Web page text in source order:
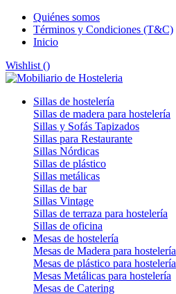
Quiénes somos
Términos y Condiciones (T&C)
Inicio
Wishlist ()
Sillas de hostelería
Sillas de madera para hostelería
Sillas y Sofás Tapizados
Sillas para Restaurante
Sillas Nórdicas
Sillas de plástico
Sillas metálicas
Sillas de bar
Sillas Vintage
Sillas de terraza para hostelería
Sillas de oficina
Mesas de hostelería
Mesas de Madera para hostelería
Mesas de plástico para hostelería
Mesas Metálicas para hostelería
Mesas de Catering